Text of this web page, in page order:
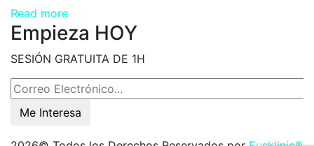
Read more
Empieza HOY
SESIÓN GRATUITA DE 1H
Me Interesa